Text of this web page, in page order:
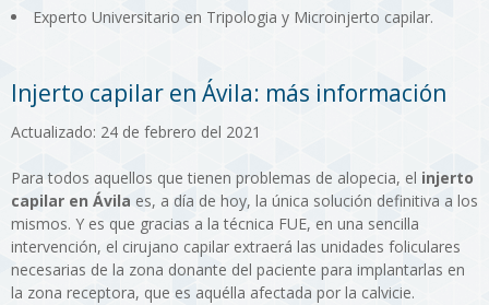
Experto Universitario en Tripologia y Microinjerto capilar.
Injerto capilar en Ávila: más información
Actualizado: 24 de febrero del 2021
Para todos aquellos que tienen problemas de alopecia, el injerto
capilar en Ávila es, a día de hoy, la única solución definitiva a los
mismos. Y es que gracias a la técnica FUE, en una sencilla
intervención, el cirujano capilar extraerá las unidades foliculares
necesarias de la zona donante del paciente para implantarlas en
la zona receptora, que es aquélla afectada por la calvicie.